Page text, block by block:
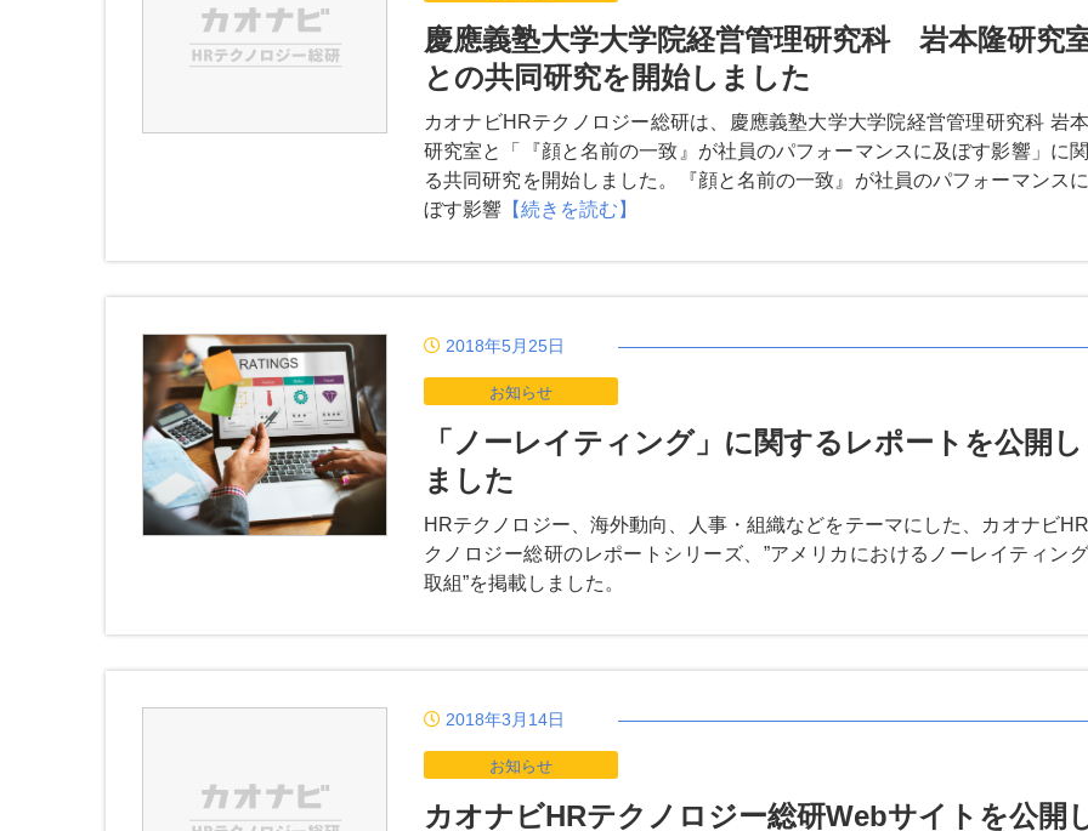
慶應義塾大学大学院経営管理研究科 岩本隆研究
との共同研究を開始しました
カオナビHRテクノロジー総研は、慶應義塾大学大学院経営管理研究科 岩
研究室と「『顔と名前の一致』が社員のパフォーマンスに及ぼす影響」に
る共同研究を開始しました。『顔と名前の一致』が社員のパフォーマンス
ぼす影響 【続きを読む】
2018年5月25日
お知らせ
「ノーレイティング」に関するレポートを公開し
ました
HRテクノロジー、海外動向、人事・組織などをテーマにした、カオナビ
クノロジー総研のレポートシリーズ、”アメリカにおけるノーレイティン
取組”を掲載しました。
2018年3月14日
お知らせ
カオナビHRテクノロジー総研Webサイトを公開